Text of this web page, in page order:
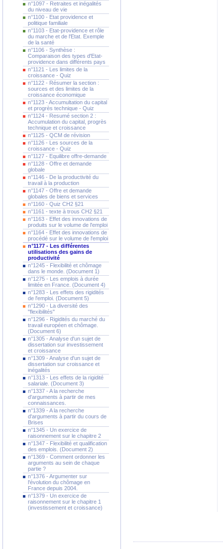
n°1097 - Retraites et inégalités
du niveau de vie
n°1100 - Etat providence et
politique familiale
n°1103 - Etat-providence et rôle
du marche et de l'Etat. Exemple
de la santé
n°1106 - Synthèse :
Comparaison des types d'Etat-
providence dans différents pays
n°1121 - Les limites de la
croissance - Quiz
n°1122 - Résumer la section :
sources et des limites de la
croissance économique
n°1123 - Accumultation du capital
et progrès technique - Quiz
n°1124 - Resumé section 2 :
Accumulation du capital, progrès
technique et croissance
n°1125 - QCM de révision
n°1126 - Les sources de la
croissance - Quiz
n°1127 - Equilibre offre-demande
n°1128 - Offre et demande
globale
n°1146 - De la productivité du
travail à la production
n°1147 - Offre et demande
globales de biens et services
n°1160 - Quiz CH2 §21
n°1161 - texte à trous CH2 §21
n°1163 - Effet des innovations de
produits sur le volume de l'emploi
n°1164 - Effet des innovations de
procédé sur le volume de l'emploi
n°1177 - Les différentes
utilisations des gains de
productivité
n°1245 - Flexibilité et chômage
dans le monde. (Document 1)
n°1275 - Les emplois à durée
limitée en France. (Document 4)
n°1283 - Les effets des rigidités
de l'emploi. (Document 5)
n°1290 - La diversité des
"flexibilités"
n°1296 - Rigidités du marché du
travail européen et chômage.
(Document 6)
n°1305 - Analyse d'un sujet de
dissertation sur investissement
et croissance
n°1309 - Analyse d'un sujet de
dissertation sur croissance et
inégalités
n°1313 - Les effets de la rigidité
salariale. (Document 3)
n°1337 - A la recherche
d'arguments à partir de mes
connaissances.
n°1339 - A la recherche
d'arguments à partir du cours de
Brises
n°1345 - Un exercice de
raisonnement sur le chapitre 2
n°1347 - Flexibilité et qualification
des emplois. (Document 2)
n°1369 - Comment ordonner les
arguments au sein de chaque
partie ?
n°1376 - Argumenter sur
l'évolution du chômage en
France depuis 2004.
n°1379 - Un exercice de
raisonnement sur le chapitre 1
(investissement et croissance)